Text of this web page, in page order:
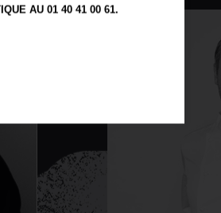
AU 01 40 41 00 61.